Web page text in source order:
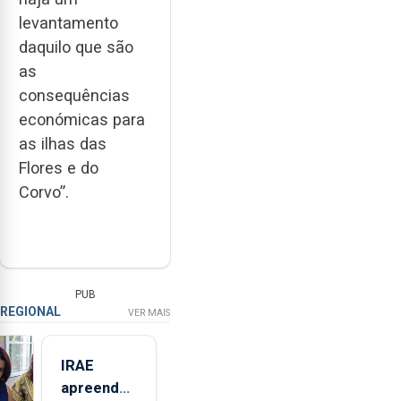
levantamento
daquilo que são
as
consequências
económicas para
as ilhas das
Flores e do
Corvo”.
PUB
REGIONAL VER MAIS
IRAE
apreendeu